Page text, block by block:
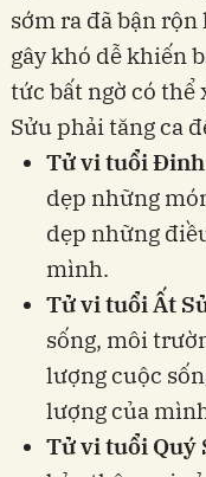
sớm ra đã bận
gây khó dễ khiến
tức bất ngờ có thể
Sửu phải tăng ca
Tử vi tuổi Đinh
dẹp những
dẹp những
mình.
Tử vi tuổi Ất
sống, môi
lượng cuộc
lượng của
Tử vi tuổi Quý